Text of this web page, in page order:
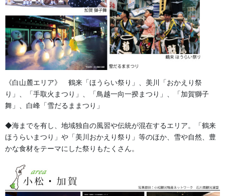
森景ヤフーショッピング店で色んな種類の裃を販売しております!!
金沢・祭りの森佐
お祭り衣装・お祭り用品のご相談は金沢・森佐へお気軽にお問
伝統行事、お祭りで地域に笑顔を！！
《白山麓エリア》 鶴来「ほうらい祭り」、美川「おかえり祭
り」、「手取火まつり」、「鳥越一向一揆まつり」、「加賀獅子
舞」、白峰「雪だるままつり」
◆海までを有し、地域独自の風習や伝統が混在するエリア。「鶴来
ほうらいまつり」や「美川おかえり祭り」等のほか、雪や自然、豊
かな食材をテーマにした祭りもたくさん。